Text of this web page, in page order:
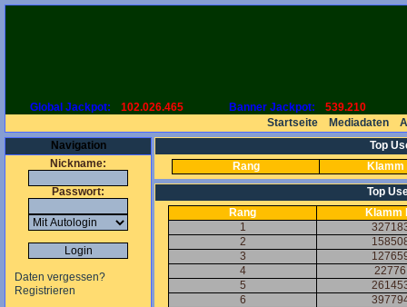
Global Jackpot: 102.026.465 Banner Jackpot:
539.210
Startseite
Mediadaten
Navigation
Nickname:
Passwort:
Daten vergessen?
Registrieren
Top
Rang
Klamm
Top
Rang
Klamm
1
2
3
4
22776
5
6